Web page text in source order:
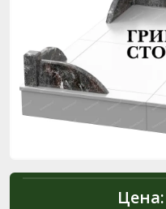
Цена: